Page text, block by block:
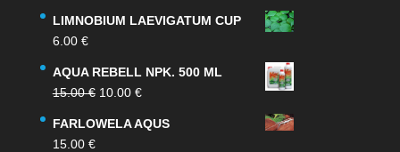
LIMNOBIUM LAEVIGATUM CUP
6.00 €
AQUA REBELL NPK. 500 ML
15.00€ El
original
10.00 €El
actual
FARLOWELA AQUS
15.00 €